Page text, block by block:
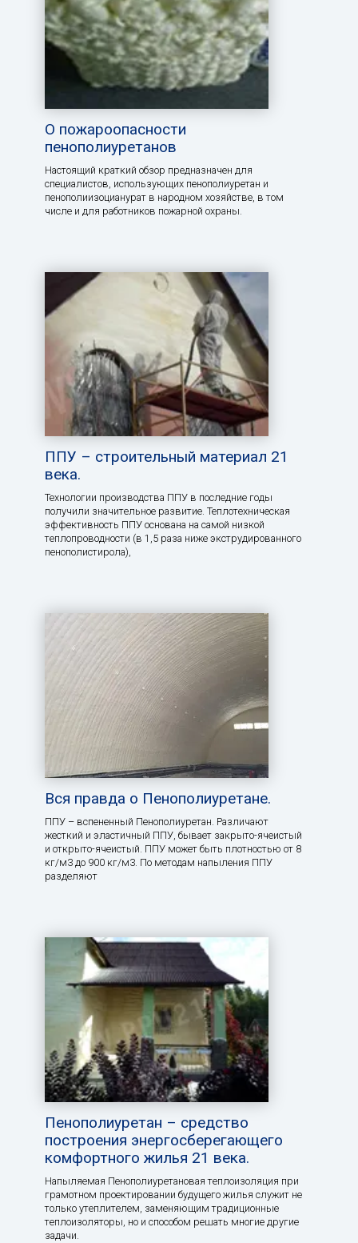
О пожароопасности
пенополиуретанов
Настоящий краткий обзор предназначен для
специалистов, использующих пенополиуретан и
пенополиизоцианурат в народном хозяйстве, в том
числе и для работников пожарной охраны.
ППУ – строительный материал 21
века.
Технологии производства ППУ в последние годы
получили значительное развитие. Теплотехническая
эффективность ППУ основана на самой низкой
теплопроводности (в 1,5 раза ниже экструдированного
пенополистирола),
Вся правда о Пенополиуретане.
ППУ – вспененный Пенополиуретан. Различают
жесткий и эластичный ППУ, бывает закрыто-ячеистый
и открыто-ячеистый. ППУ может быть плотностью от 8
кг/м3 до 900 кг/м3. По методам напыления ППУ
разделяют
Пенополиуретан – средство
построения энергосберегающего
комфортного жилья 21 века.
Напыляемая Пенополиуретановая теплоизоляция при
грамотном проектировании будущего жилья служит не
только утеплителем, заменяющим традиционные
теплоизоляторы, но и способом решать многие другие
задачи.